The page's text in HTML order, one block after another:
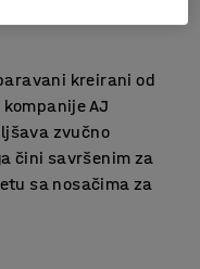
kreirani od
AJ
zvučno
čini savršenim za
sa nosačima za